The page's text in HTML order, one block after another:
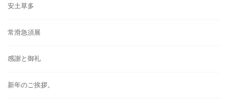
安土草多
常滑急須展
感謝と御礼
新年のご挨拶。